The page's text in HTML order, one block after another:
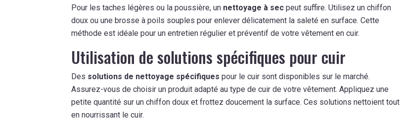
Pour les taches légères ou la poussière, un nettoyage à sec peut suffire. Utilisez un chiffon
doux ou une brosse à poils souples pour enlever délicatement la saleté en surface. Cette
méthode est idéale pour un entretien régulier et préventif de votre vêtement en cuir.
Utilisation de solutions spécifiques pour cuir
Des solutions de nettoyage spécifiques pour le cuir sont disponibles sur le marché.
Assurez-vous de choisir un produit adapté au type de cuir de votre vêtement. Appliquez une
petite quantité sur un chiffon doux et frottez doucement la surface. Ces solutions nettoient tout
en nourrissant le cuir.